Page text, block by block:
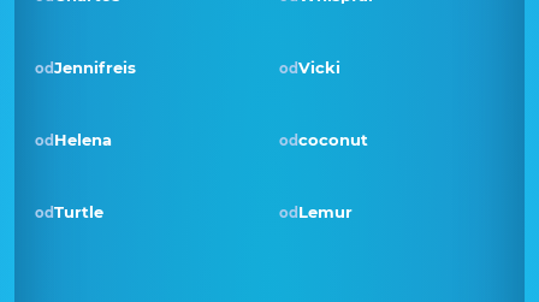
odJennifreis Pobjednik · ožu 2019
odVicki
od Helena odcoconut
odTurtle od Lemur